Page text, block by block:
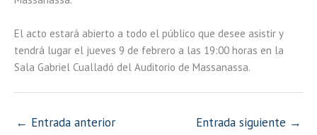
El acto estará abierto a todo el público que desee asistir y
tendrá lugar el jueves 9 de febrero a las 19:00 horas en la
Sala Gabriel Cualladó del Auditorio de Massanassa.
← Entrada anterior Entrada siguiente →